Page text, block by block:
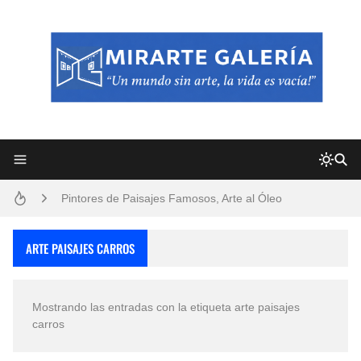
Pintores de Paisajes Famosos, Arte al Óleo
ARTE PAISAJES CARROS
Mostrando las entradas con la etiqueta arte paisajes
carros